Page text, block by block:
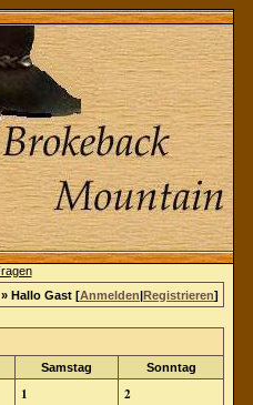
» Hallo Gast [Anmelden|Registrieren]
Samstag Sonntag
1 2